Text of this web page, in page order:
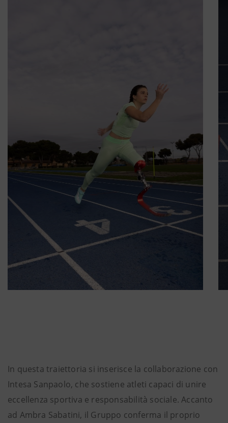
In questa traiettoria si inserisce la collaborazione con
Intesa Sanpaolo, che sostiene atleti capaci di unire
eccellenza sportiva e responsabilità sociale. Accanto
ad Ambra Sabatini, il Gruppo conferma il proprio